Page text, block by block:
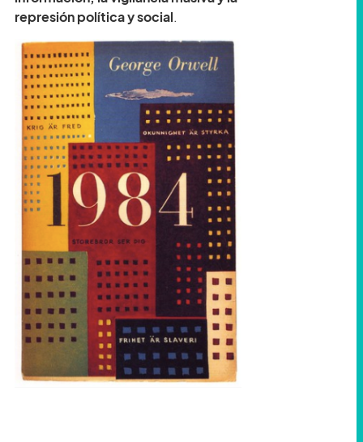
represión política y social.